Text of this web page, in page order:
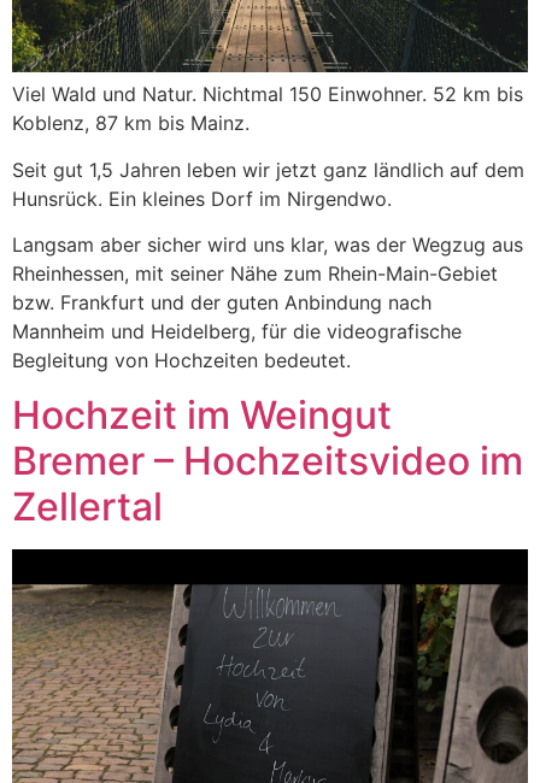
Viel Wald und Natur. Nichtmal 150 Einwohner. 52 km bis
Koblenz, 87 km bis Mainz.
Seit gut 1,5 Jahren leben wir jetzt ganz ländlich auf dem
Hunsrück. Ein kleines Dorf im Nirgendwo.
Langsam aber sicher wird uns klar, was der Wegzug aus
Rheinhessen, mit seiner Nähe zum Rhein-Main-Gebiet
bzw. Frankfurt und der guten Anbindung nach
Mannheim und Heidelberg, für die videografische
Begleitung von Hochzeiten bedeutet.
Hochzeit im Weingut
Bremer – Hochzeitsvideo im
Zellertal